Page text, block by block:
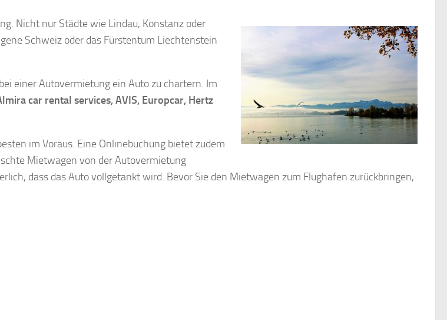
Nicht nur Städte wie Lindau, Konstanz oder
Schweiz oder das Fürstentum Liechtenstein
einer Autovermietung ein Auto zu chartern. Im
car rental services, AVIS, Europcar, Hertz
im Voraus. Eine Onlinebuchung bietet zudem
Mietwagen von der Autovermietung
dass das Auto vollgetankt wird. Bevor Sie den Mietwagen zum Flughafen zurückbringen,